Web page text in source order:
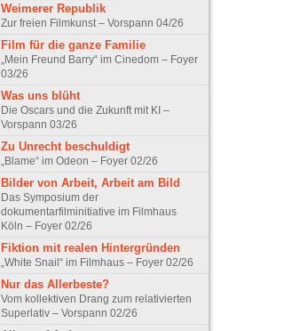
Weimerer Republik
Zur freien Filmkunst – Vorspann 04/26
Film für die ganze Familie
„Mein Freund Barry“ im Cinedom – Foyer
03/26
Was uns blüht
Die Oscars und die Zukunft mit KI –
Vorspann 03/26
Zu Unrecht beschuldigt
„Blame“ im Odeon – Foyer 02/26
Bilder von Arbeit, Arbeit am Bild
Das Symposium der
dokumentarfilminitiative im Filmhaus
Köln – Foyer 02/26
Fiktion mit realen Hintergründen
„White Snail“ im Filmhaus – Foyer 02/26
Nur das Allerbeste?
Vom kollektiven Drang zum relativierten
Superlativ – Vorspann 02/26